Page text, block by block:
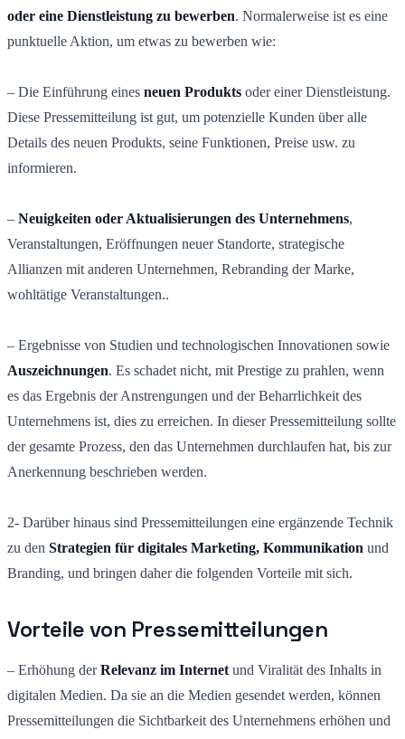
oder eine Dienstleistung zu bewerben. Normalerweise ist es eine
punktuelle Aktion, um etwas zu bewerben wie:
– Die Einführung eines neuen Produkts oder einer Dienstleistung.
Diese Pressemitteilung ist gut, um potenzielle Kunden über alle
Details des neuen Produkts, seine Funktionen, Preise usw. zu
informieren.
– Neuigkeiten oder Aktualisierungen des Unternehmens,
Veranstaltungen, Eröffnungen neuer Standorte, strategische
Allianzen mit anderen Unternehmen, Rebranding der Marke,
wohltätige Veranstaltungen..
– Ergebnisse von Studien und technologischen Innovationen sowie
Auszeichnungen. Es schadet nicht, mit Prestige zu prahlen, wenn
es das Ergebnis der Anstrengungen und der Beharrlichkeit des
Unternehmens ist, dies zu erreichen. In dieser Pressemitteilung sollte
der gesamte Prozess, den das Unternehmen durchlaufen hat, bis zur
Anerkennung beschrieben werden.
2- Darüber hinaus sind Pressemitteilungen eine ergänzende Technik
zu den Strategien für digitales Marketing, Kommunikation und
Branding, und bringen daher die folgenden Vorteile mit sich.
Vorteile von Pressemitteilungen
– Erhöhung derRelevanz im Internet und Viralität des Inhalts in
digitalen Medien. Da sie an die Medien gesendet werden, können
Pressemitteilungen die Sichtbarkeit des Unternehmens erhöhen und